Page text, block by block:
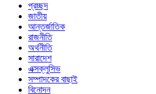
প্রচ্ছদ
জাতীয়
আন্তর্জাতিক
রাজনীতি
অর্থনীতি
সারাদেশ
এক্সক্লুসিভ
সম্পাদকের বাছাই
বিনোদন